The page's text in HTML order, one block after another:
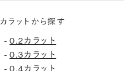
カラットから探す
-0.2カラット
-0.3カラット
-0.4カラット